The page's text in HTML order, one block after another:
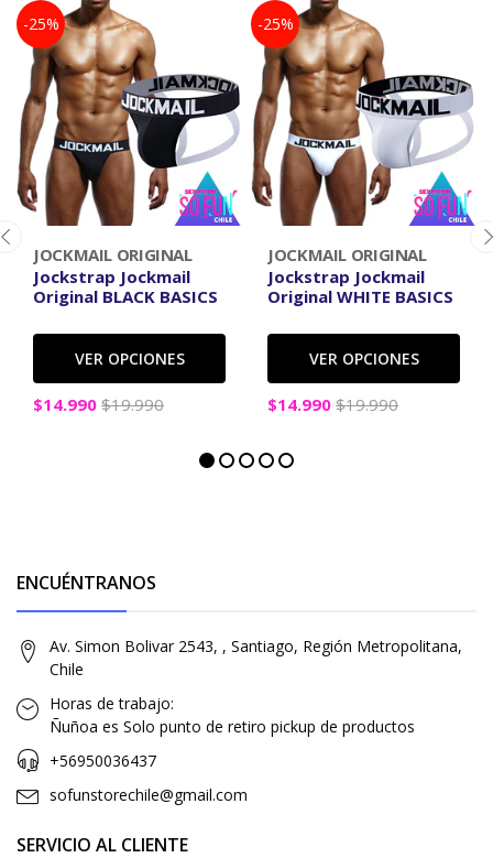
-25%
JOCKMAIL ORIGINAL
Jockstrap Jockmail
Original BLACK BASICS
VER OPCIONES
$14.990 $19.990
-25%
JOCKMAIL ORIGINAL
Jockstrap Jockmail
Original WHITE BASICS
VER OPCIONES
$14.990 $19.990
ENCUÉNTRANOS
Av. Simon Bolivar 2543, , Santiago, Región Metropolitana,
Chile
Horas de trabajo:
Ñuñoa es Solo punto de retiro pickup de productos
+56950036437
sofunstorechile@gmail.com
SERVICIO AL CLIENTE